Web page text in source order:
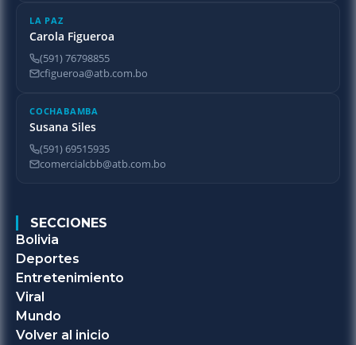
LA PAZ
Carola Figueroa
(591) 76798855
cfigueroa@atb.com.bo
COCHABAMBA
Susana Siles
(591) 69515935
comercialcbb@atb.com.bo
SECCIONES
Bolivia
Deportes
Entretenimiento
Viral
Mundo
Volver al inicio